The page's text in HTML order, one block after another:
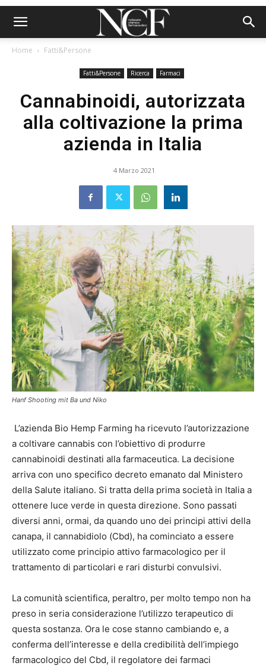
Home Fatti&Persone
Fatti&Persone Ricerca Farmaci
Cannabinoidi, autorizzata
alla coltivazione la prima
azienda in Italia
4 Marzo 2021
Hanf Shooting mit Ba und Niko
L’azienda Bio Hemp Farming ha ricevuto l’autorizzazione
a coltivare cannabis con l’obiettivo di produrre
cannabinoidi destinati alla farmaceutica. La decisione
arriva con uno specifico decreto emanato dal Ministero
della Salute italiano. Si tratta della prima società in Italia a
ottenere luce verde in questa direzione. Sono passati
diversi anni, ormai, da quando uno dei principi attivi della
canapa, il cannabidiolo (Cbd), ha cominciato a essere
utilizzato come principio attivo farmacologico per il
trattamento di particolari e rari disturbi convulsivi.
La comunità scientifica, peraltro, per molto tempo non ha
preso in seria considerazione l’utilizzo terapeutico di
questa sostanza. Ora le cose stanno cambiando e, a
conferma dell’interesse e della credibilità dell’impiego
farmacologico del Cbd, il regolatore dei farmaci